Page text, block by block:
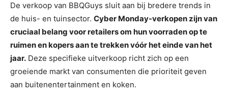
De verkoop van BBQGuys sluit aan bij bredere trends in
de huis- en tuinsector. Cyber ​​Monday-verkopen zijn van
cruciaal belang voor retailers om hun voorraden op te
ruimen en kopers aan te trekken vóór het einde van het
jaar. Deze specifieke uitverkoop richt zich op een
groeiende markt van consumenten die prioriteit geven
aan buitenentertainment en koken.